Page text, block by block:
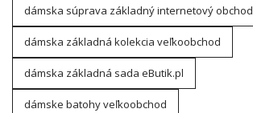
dámska súprava základný internetový obchod
dámska základná kolekcia veľkoobchod
dámska základná sada eButik.pl
dámske batohy veľkoobchod